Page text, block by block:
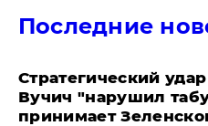
Последние
Стратегический
Вучич "нарушил
принимает